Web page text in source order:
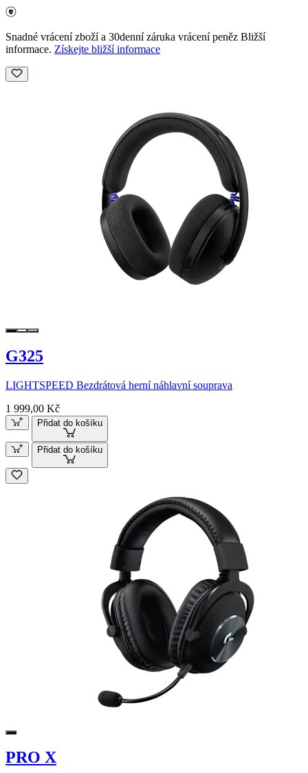
Snadné vrácení zboží a 30denní záruka vrácení peněz Bližší
informace. Získejte bližší informace
G325
LIGHTSPEED Bezdrátová herní náhlavní souprava
1 999,00 Kč
Přidat do košíku
Přidat do košíku
PRO X